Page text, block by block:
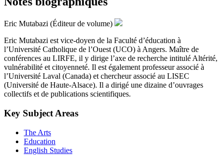
Eric Mutabazi (Éditeur de volume)
Eric Mutabazi est vice-doyen de la Faculté d’éducation à
l’Université Catholique de l’Ouest (UCO) à Angers. Maître de
conférences au LIRFE, il y dirige l’axe de recherche intitulé Altérité,
vulnérabilité et citoyenneté. Il est également professeur associé à
l’Université Laval (Canada) et chercheur associé au LISEC
(Université de Haute-Alsace). Il a dirigé une dizaine d’ouvrages
collectifs et de publications scientifiques.
Key Subject Areas
The Arts
Education
English Studies